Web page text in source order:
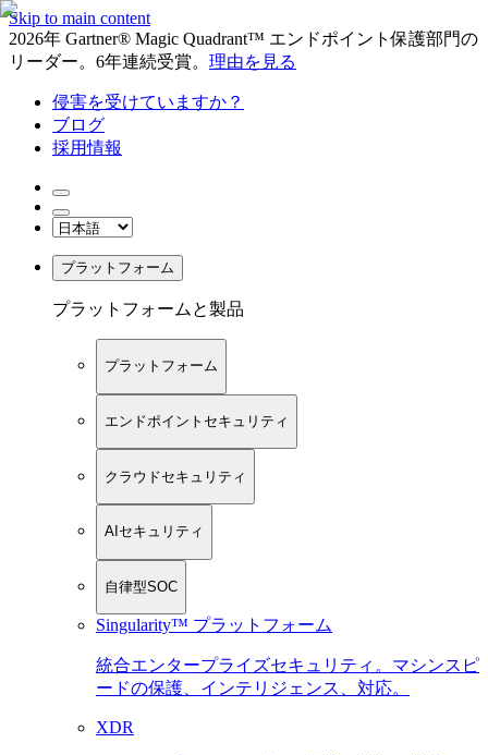
Skip to main content
2026年 Gartner® Magic Quadrant™ エンドポイント保護部門の
リーダー。6年連続受賞。 理由を見る
侵害を受けていますか？
ブログ
採用情報
プラットフォーム
プラットフォームと製品
プラットフォーム
エンドポイントセキュリティ
クラウドセキュリティ
AIセキュリティ
自律型SOC
Singularity™ プラットフォーム
統合エンタープライズセキュリティ。マシンスピ
ードの保護、インテリジェンス、対応。
XDR